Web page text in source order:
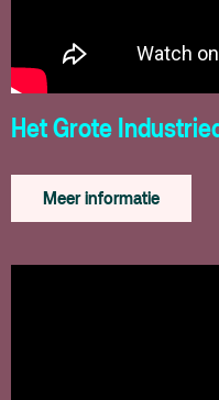
Het Grote
Meer informatie